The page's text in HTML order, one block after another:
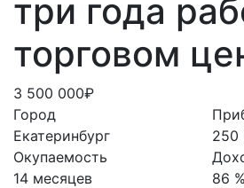
три года
торговом
3 500 000₽
Город
Екатеринбург
Окупаемость
14 месяцев
250
86 %